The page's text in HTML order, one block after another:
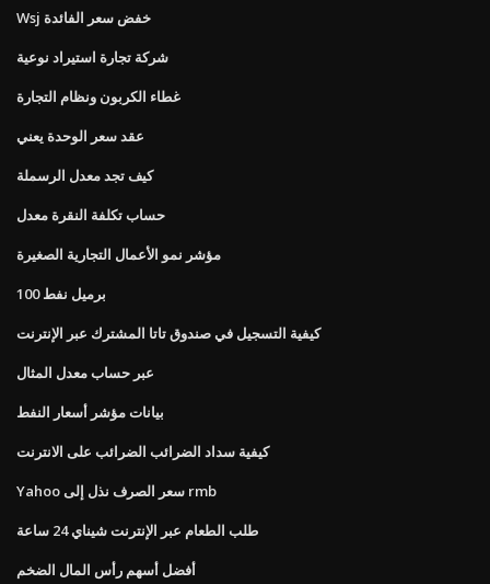
Wsj خفض سعر الفائدة
شركة تجارة استيراد نوعية
غطاء الكربون ونظام التجارة
عقد سعر الوحدة يعني
كيف تجد معدل الرسملة
حساب تكلفة النقرة معدل
مؤشر نمو الأعمال التجارية الصغيرة
100 برميل نفط
كيفية التسجيل في صندوق تاتا المشترك عبر الإنترنت
عبر حساب معدل المثال
بيانات مؤشر أسعار النفط
كيفية سداد الضرائب الضرائب على الانترنت
Yahoo سعر الصرف نذل إلى rmb
طلب الطعام عبر الإنترنت شيناي 24 ساعة
أفضل أسهم رأس المال الضخم